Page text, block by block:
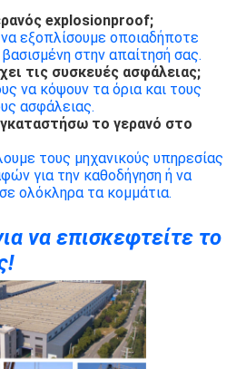
explosionproof;
εξοπλίσουμε οποιαδήποτε
στην απαίτησή σας.
τις συσκευές ασφάλειας;
να κόψουν τα όρια και τους
ασφάλειας.
το γερανό στο
τους μηχανικούς υπηρεσίας
για την καθοδήγηση ή να
ολόκληρα τα κομμάτια.
να επισκεφτείτε το